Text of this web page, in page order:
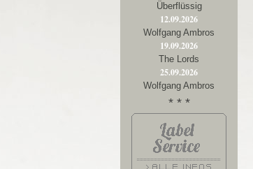
Überflüssig
12.09.2026
Wolfgang Ambros
19.09.2026
The Lords
25.09.2026
Wolfgang Ambros
* * *